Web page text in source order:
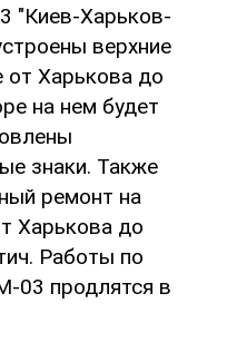
"Киев-Харьков-
верхние
от Харькова до
на нем будет
знаки. Также
ремонт на
Харькова до
Работы по
03 продлятся в